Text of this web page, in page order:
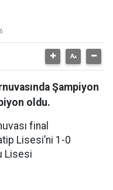
Şampiyon
oldu.
final
Lisesi’ni 1-0
Lisesi